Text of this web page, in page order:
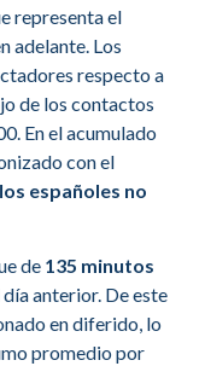
representa el
adelante. Los
respecto a
de los contactos
En el acumulado
con el
españoles no
de 135 minutos
anterior. De este
en diferido, lo
promedio por